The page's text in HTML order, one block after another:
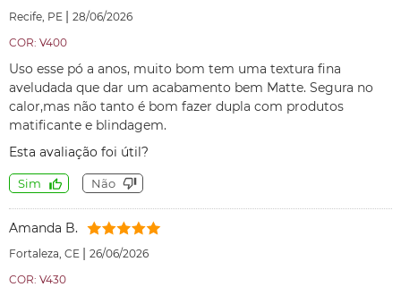
Recife, PE | 28/06/2026
COR: V400
Uso esse pó a anos, muito bom tem uma textura fina
aveludada que dar um acabamento bem Matte. Segura no
calor,mas não tanto é bom fazer dupla com produtos
matificante e blindagem.
Esta avaliação foi útil?
Sim Não
Amanda B.
Fortaleza, CE | 26/06/2026
COR: V430